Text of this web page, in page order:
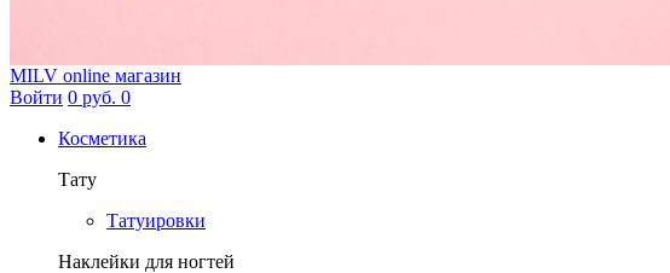
MILV online магазин
Войти 0 руб. 0
Косметика
Тату
Татуировки
Наклейки для ногтей